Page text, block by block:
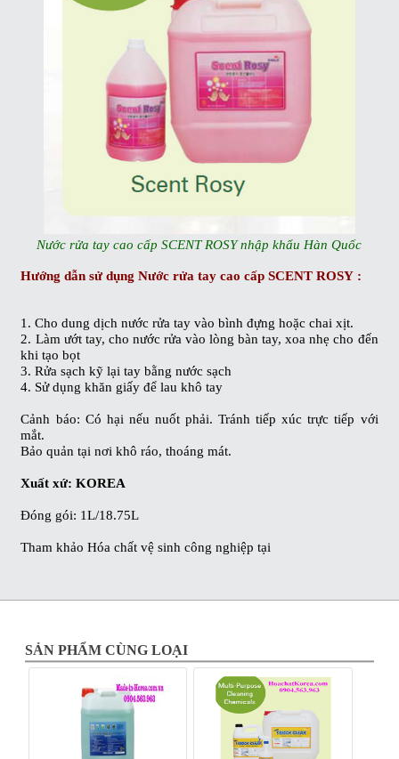
Nước rửa tay cao cấp SCENT ROSY nhập khẩu Hàn Quốc
Hướng dẫn sử dụngNước rửa tay cao cấp SCENT ROSY :
1. Chodung dịch nước rửatay vào bình đựng hoặc chai xịt.
2. Làm ướt tay, cho nước rửa vào lòng bàn tay, xoa nhẹ cho đến
khi tạo bọt
3. Rửa sạch kỹ lại tay bằng nước sạch
4. Sử dụng khăn giấy để lau khô tay
Cảnh báo: Có hại nếu nuốt phải. Tránh tiếp xúc trực tiếp với
mắt.
Bảo quản tại nơi khô ráo, thoáng mát.
Xuất xứ: KOREA
Đóng gói: 1L/18.75L
Tham khảoHóa chất vệ sinh công nghiệp tại
SẢN PHẨM CÙNG LOẠI